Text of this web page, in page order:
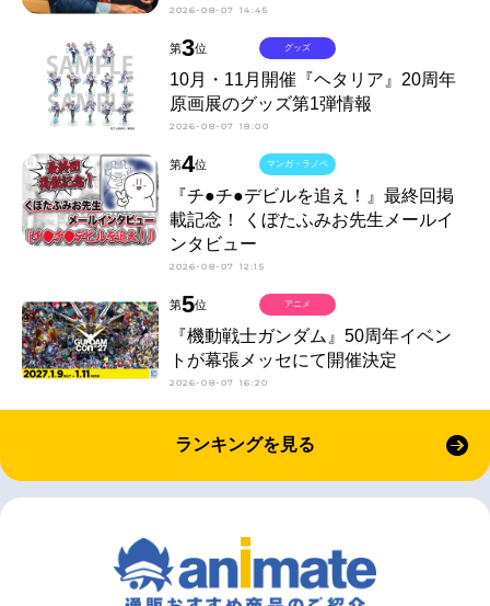
2026-08-07 14:45
第3位
10月・11月開催『ヘタリア』20周年
原画展のグッズ第1弾情報
2026-08-07 18:00
グッズ
第4位
『チ●チ●デビルを追え！』最終回掲
載記念！ くぼたふみお先生メールイ
ンタビュー
2026-08-07 12:15
マンガ・ラノベ
第5位
『機動戦士ガンダム』50周年イベン
トが幕張メッセにて開催決定
2026-08-07 16:20
アニメ
ランキングを見る